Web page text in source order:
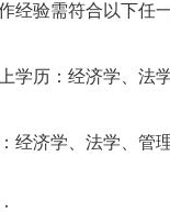
验需符合以下任一
历：经济学、法学
济学、法学、管理